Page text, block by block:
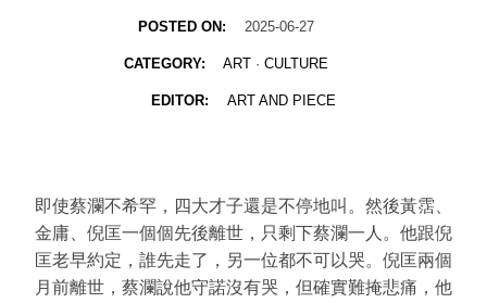
POSTED ON: 2025-06-27
CATEGORY: ART ·CULTURE
EDITOR: ART AND PIECE
即使蔡瀾不希罕，四大才子還是不停地叫。然後黃霑、
金庸、倪匡一個個先後離世，只剩下蔡瀾一人。他跟倪
匡老早約定，誰先走了，另一位都不可以哭。倪匡兩個
月前離世，蔡瀾說他守諾沒有哭，但確實難掩悲痛，他